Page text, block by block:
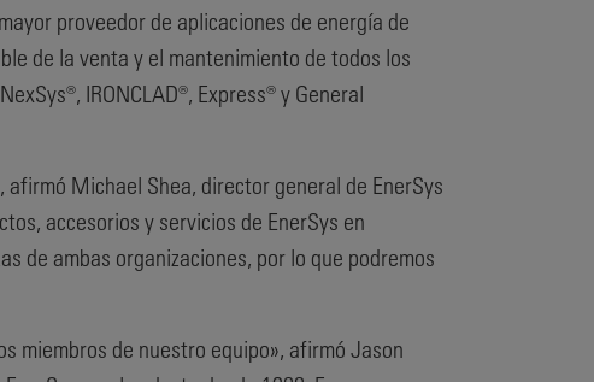
proveedor de aplicaciones de energía de
de la venta y el mantenimiento de todos los
IRONCLAD®, Express® y General
Michael Shea, director general de EnerSys
accesorios y servicios de EnerSys en
de ambas organizaciones, por lo que podremos
miembros de nuestro equipo», afirmó Jason